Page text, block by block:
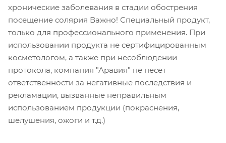
хронические заболевания в стадии обострения
посещение солярия Важно! Специальный продукт,
только для профессионального применения. При
использовании продукта не сертифицированным
косметологом, а также при несоблюдении
протокола, компания "Аравия" не несет
ответственности за негативные последствия и
рекламации, вызванные неправильным
использованием продукции (покраснения,
шелушения, ожоги и т.д.)